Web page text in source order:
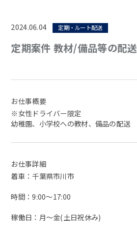
2024.06.04 定期・ルート配送
定期案件 教材/備品等の配送
お仕事概要
※女性ドライバー限定
幼稚園、小学校への教材、備品の配送
お仕事詳細
着車：千葉県市川市
時間：9:00～17:00
稼働日：月〜金(土日祝休み)